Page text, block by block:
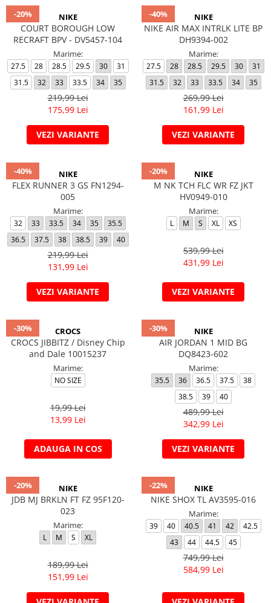
-20% NIKE
COURT BOROUGH LOW
RECRAFT BPV - DV5457-104
Marime:
27.5 28 28.5 29.5 30
31
31.5
32 33 33.5 34 35
219,99 Lei
175,99 Lei
VEZI VARIANTE
-40% NIKE
NIKE AIR MAX INTRLK LITE BP
DH9394-002
Marime:
27.5 28 28.5 29.5 30
31
31.5
32 33 33.5 34 35
269,99 Lei
161,99 Lei
VEZI VARIANTE
-40% NIKE
FLEX RUNNER 3 GS FN1294-
005
Marime:
32 33 33.5 34 35
35.5
36.5
37.5 38 38.5 39 40
219,99 Lei
131,99 Lei
VEZI VARIANTE
-20% NIKE
M NK TCH FLC WR FZ JKT
HV0949-010
Marime:
L M S XL XS
539,99 Lei
431,99 Lei
VEZI VARIANTE
-30% CROCS
CROCS JIBBITZ / Disney Chip
and Dale 10015237
Marime:
NO SIZE
19,99 Lei
13,99 Lei
ADAUGA IN COS
-30% NIKE
AIR JORDAN 1 MID BG
DQ8423-602
Marime:
35.5 36 36.5 37.5
38
38.5
39 40
489,99 Lei
342,99 Lei
VEZI VARIANTE
-20% NIKE
JDB MJ BRKLN FT FZ 95F120-
023
Marime:
L M S XL
189,99 Lei
151,99 Lei
-22% NIKE
NIKE SHOX TL AV3595-016
Marime:
39 40 40.5 41 42
42.5
43
44 44.5 45
749,99 Lei
584,99 Lei